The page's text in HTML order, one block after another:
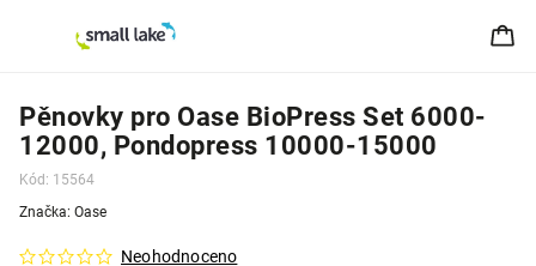
Pěnovky pro Oase BioPress Set 6000-
12000, Pondopress 10000-15000
Kód: 15564
Neohodnoceno
Značka: Oase